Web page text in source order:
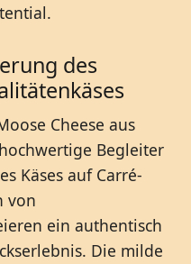
des
Cheese aus
Begleiter
Käses auf Carré-
von
ein authentisch
Die milde